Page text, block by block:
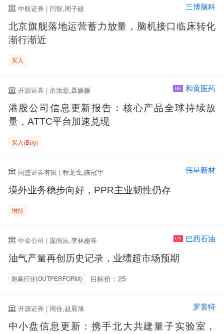
中航证券 | 闫智,周子硕 三博脑科
北京旗舰落地运营蓄力放量，脑机接口临床转化
渐行渐近
买入
开源证券 | 余汝意,聂媛媛 HK 和黄医药
港股公司信息更新报告：核心产品全球持续放
量，ATTC平台加速兑现
买入(Buy)
国盛证券有限 | 程龙戈,陈冠宇 伟星新材
境外业务稳步向好，PPR主业韧性仍存
增持
中金公司 | 庞雨辰,李林惠等 US 巴西石油
油气产量再创历史记录，业绩超市场预期
跑赢行业(OUTPERFORM) 目标价：25
开源证券 | 周佳,赵晨旭 罗普特
中小盘信息更新：携手北大共建量子实验室，